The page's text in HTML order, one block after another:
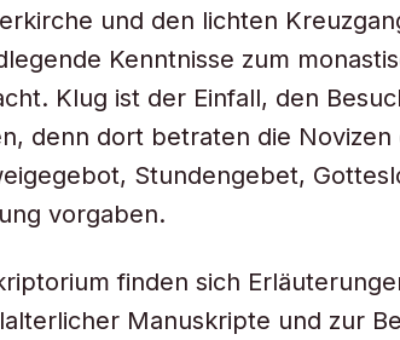
und den lichten
Kenntnisse zum
Klug ist der Einfall, den
denn dort betraten die Novizen
Stundengebet,
vorgaben.
finden sich
Manuskripte und zur